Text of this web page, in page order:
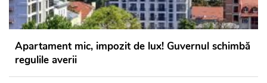
Apartament mic, impozit de lux! Guvernul schimbă
regulile averii